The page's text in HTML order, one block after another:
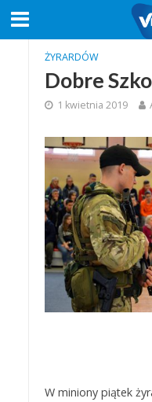
ŻYRARDÓW
Dobre
1 kwietnia 2019
W miniony piątek